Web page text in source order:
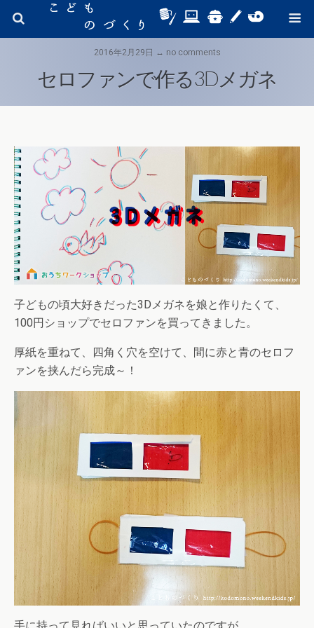
2016年2月29日 ↔ no comments
セロファンで作る3Dメガネ
子どもの頃大好きだった3Dメガネを娘と作りたくて、
100円ショップでセロファンを買ってきました。
厚紙を重ねて、四角く穴を空けて、間に赤と青のセロフ
ァンを挟んだら完成～！